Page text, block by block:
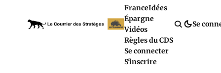
FranceIdées
Épargne
Vidéos
Règles du CDS
Se connecter
S'inscrire
Se